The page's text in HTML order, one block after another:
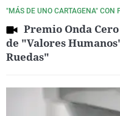
"MÁS DE UNO CARTAGENA" CON
Premio Onda
de "Valores
Ruedas"